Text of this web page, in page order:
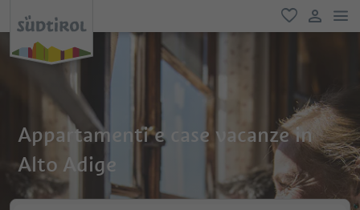
favoriti
user link
Appartamenti e case vacanze in
Alto Adige